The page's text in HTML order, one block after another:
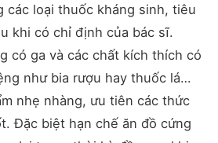
các loại thuốc kháng sinh, tiêu
khi có chỉ định của bác sĩ.
có ga và các chất kích thích có
như bia rượu hay thuốc lá…
nhẹ nhàng, ưu tiên các thức
Đặc biệt hạn chế ăn đồ cứng